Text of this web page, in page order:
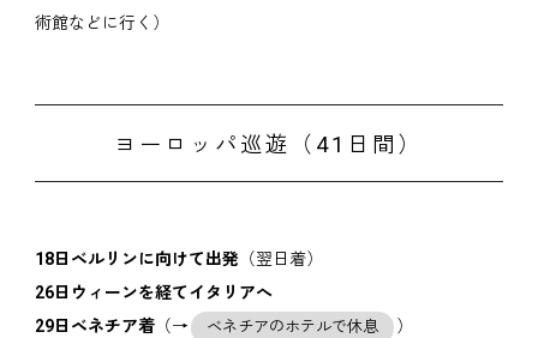
術館などに行く）
ヨーロッパ巡遊（41日間）
18日ベルリンに向けて出発 （翌日着）
26日ウィーンを経てイタリアへ
29日ベネチア着（→ ベネチアのホテルで休息 ）